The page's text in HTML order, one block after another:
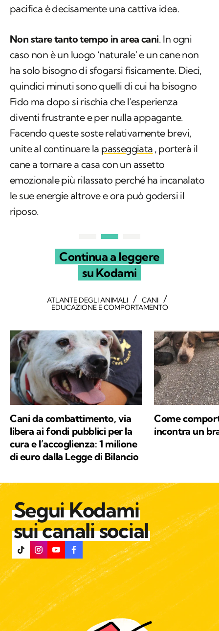
pacifica è decisamente una cattiva idea.
Non stare tanto tempo in area cani. In ogni
caso non è un luogo ‘naturale' e un cane non
ha solo bisogno di sfogarsi fisicamente. Dieci,
quindici minuti sono quelli di cui ha bisogno
Fido ma dopo si rischia che l'esperienza
diventi frustrante e per nulla appagante.
Facendo queste soste relativamente brevi,
unite al continuare la passeggiata , porterà il
cane a tornare a casa con un assetto
emozionale più rilassato perché ha incanalato
le sue energie altrove e ora può godersi il
riposo.
Continua a leggere
su Kodami
ATLANTE DEGLI ANIMALI / CANI /
EDUCAZIONE E COMPORTAMENTO
Cani da combattimento, via
libera ai fondi pubblici per la
cura e l’accoglienza: 1 milione
di euro dalla Legge di Bilancio
Come
incontra un
Segui Kodami
sui canali social